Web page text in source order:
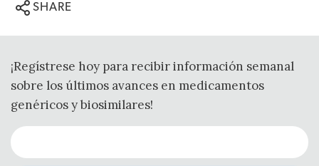
SHARE
¡Regístrese hoy para recibir información semanal
sobre los últimos avances en medicamentos
genéricos y biosimilares!